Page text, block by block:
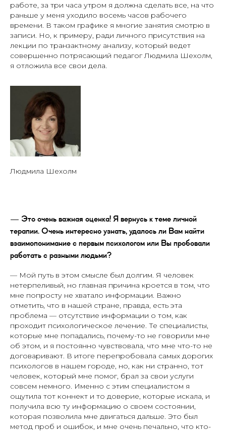
работе, за три часа утром я должна сделать все, на что
раньше у меня уходило восемь часов рабочего
времени. В таком графике я многие занятия смотрю в
записи. Но, к примеру, ради личного присутствия на
лекции по транзактному анализу, который ведет
совершенно потрясающий педагог Людмила Шехолм,
я отложила все свои дела.
Людмила Шехолм
— Это очень важная оценка! Я вернусь к теме личной
терапии. Очень интересно узнать, удалось ли Вам найти
взаимопонимание с первым психологом или Вы пробовали
работать с разными людьми?
— Мой путь в этом смысле был долгим. Я человек
нетерпеливый, но главная причина кроется в том, что
мне попросту не хватало информации. Важно
отметить, что в нашей стране, правда, есть эта
проблема — отсутствие информации о том, как
проходит психологическое лечение. Те специалисты,
которые мне попадались, почему-то не говорили мне
об этом, и я постоянно чувствовала, что мне что-то не
договаривают. В итоге перепробовала самых дорогих
психологов в нашем городе, но, как ни странно, тот
человек, который мне помог, брал за свои услуги
совсем немного. Именно с этим специалистом я
ощутила тот коннект и то доверие, которые искала, и
получила всю ту информацию о своем состоянии,
которая позволила мне двигаться дальше. Это был
метод проб и ошибок, и мне очень печально, что кто-